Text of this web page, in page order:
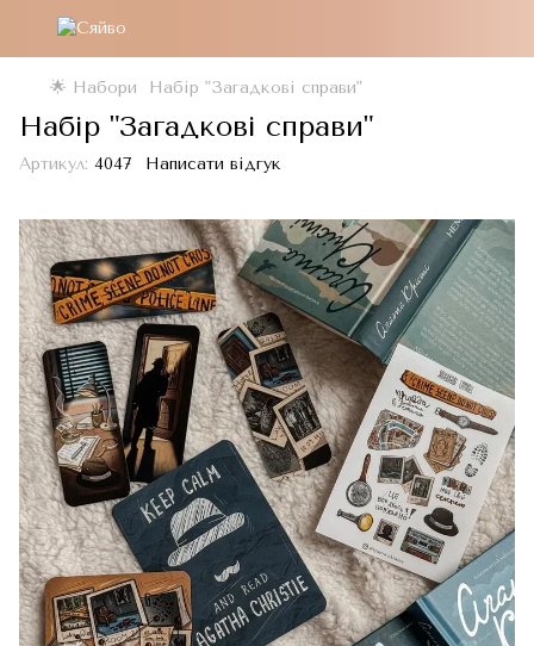
🌟 Набори Набір "Загадкові справи"
Набір "Загадкові справи"
Артикул: 4047 Написати відгук